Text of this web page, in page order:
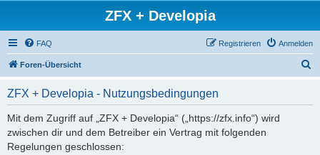
ZFX + Developia
FAQ Anmelden
Registrieren
Foren-Übersicht
ZFX + Developia - Nutzungsbedingungen
Mit dem Zugriff auf „ZFX + Developia“ („https://zfx.info“) wird
zwischen dir und dem Betreiber ein Vertrag mit folgenden
Regelungen geschlossen: